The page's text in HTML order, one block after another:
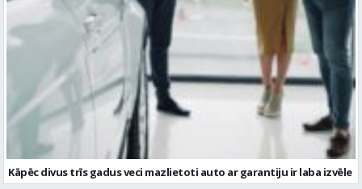
Kāpēc divus trīs gadus veci mazlietoti auto ar garantiju ir laba izvēle